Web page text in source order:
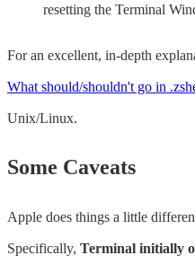
resetting the Terminal
For an excellent, in-depth
What should/shouldn't go in
Unix/Linux.
Some Caveats
Apple does things a little
Specifically, Terminal initially